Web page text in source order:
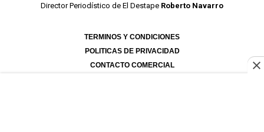
Director Periodístico de El Destape Roberto Navarro
TERMINOS Y CONDICIONES
POLITICAS DE PRIVACIDAD
CONTACTO COMERCIAL